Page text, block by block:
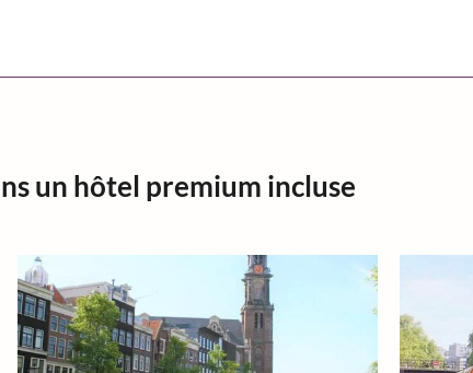
un hôtel premium incluse